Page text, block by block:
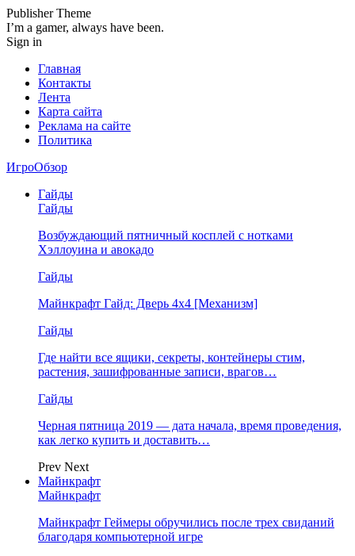
Publisher Theme
I’m a gamer, always have been.
Sign in
Главная
Контакты
Лента
Карта сайта
Реклама на сайте
Политика
ИгроОбзор
Гайды
Гайды
Возбуждающий пятничный косплей с нотками
Хэллоуина и авокадо
Гайды
Майнкрафт Гайд: Дверь 4х4 [Механизм]
Гайды
Где найти все ящики, секреты, контейнеры стим,
растения, зашифрованные записи, врагов…
Гайды
Черная пятница 2019 — дата начала, время проведения,
как легко купить и доставить…
Prev Next
Майнкрафт
Майнкрафт
Майнкрафт Геймеры обручились после трех свиданий
благодаря компьютерной игре